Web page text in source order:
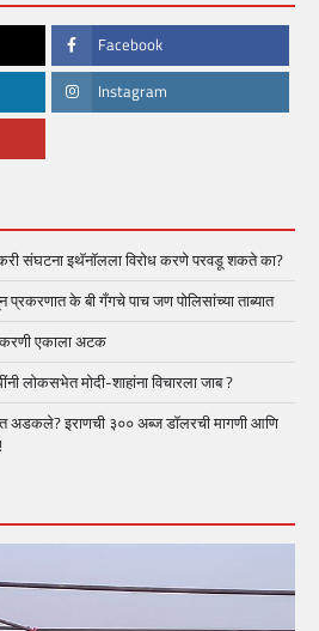
Facebook
Instagram
संघटना इथॅनॉलला विरोध करणे परवडू शकते का?
प्रकरणात के बी गँगचे पाच जण पोलिसांच्या ताब्यात
एकाला अटक
लोकसभेत मोदी-शाहांना विचारला जाब ?
अडकले? इराणची ३०० अब्ज डॉलरची मागणी आणि